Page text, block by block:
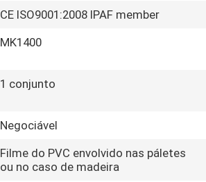
CE ISO9001:2008 IPAF member
MK1400
1 conjunto
Negociável
Filme do PVC envolvido nas páletes
ou no caso de madeira